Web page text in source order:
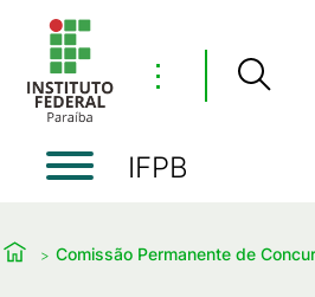
⋮
IFPB
Comissão Permanente de